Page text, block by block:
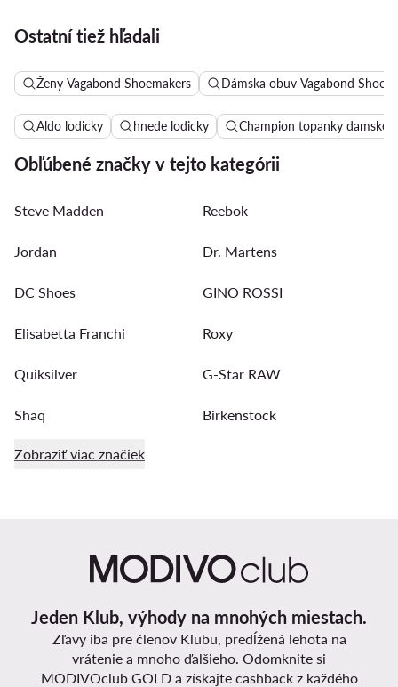
Ostatní tiež hľadali
Ženy Vagabond Shoemakers Dámska obuv Vagabond
Aldo lodicky hnede lodicky Champion topanky damske
Obľúbené značky v tejto kategórii
Steve Madden Reebok
Jordan Dr. Martens
DC Shoes GINO ROSSI
Elisabetta Franchi Roxy
Quiksilver G-Star RAW
Shaq Birkenstock
Zobraziť viac značiek
Jeden Klub, výhody na mnohých miestach.
Zľavy iba pre členov Klubu, predĺžená lehota na
vrátenie a mnoho ďalšieho. Odomknite si
MODIVOclub GOLD a získajte cashback z každého